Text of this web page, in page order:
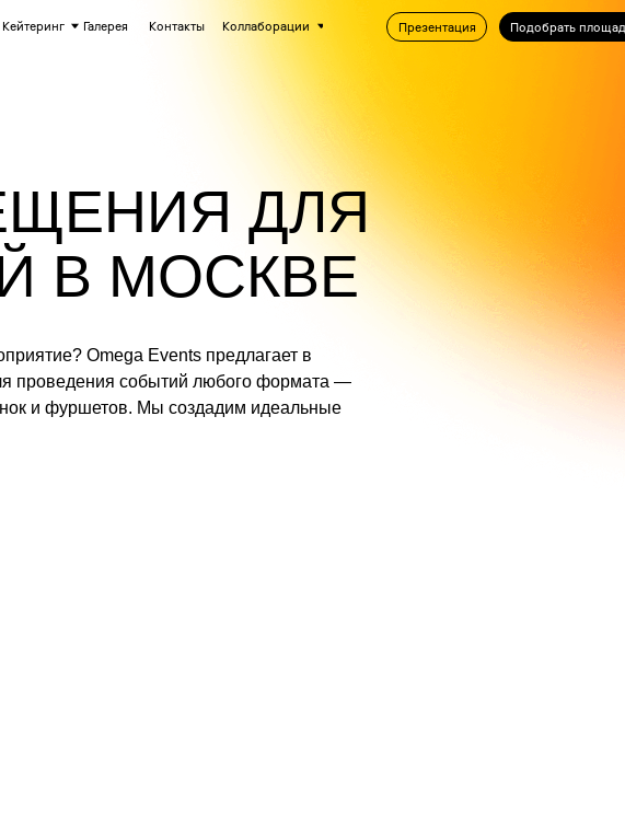
Галерея Контакты Коллаборации Презентация Подобрать площадку
ДЛЯ
МОСКВЕ
Мы создадим идеальные